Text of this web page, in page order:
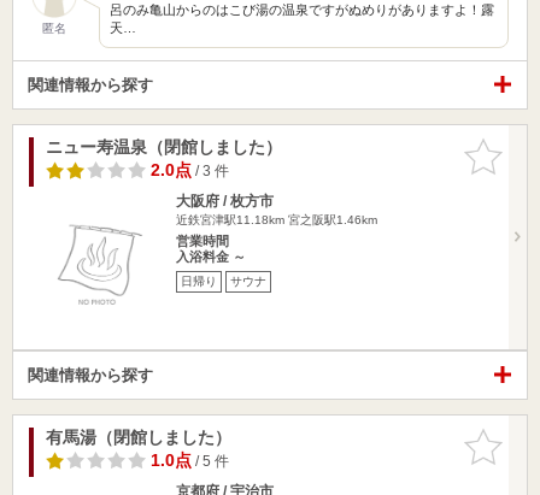
匿名
呂のみ亀山からのはこび湯の温泉ですがぬめりがありますよ！露
天…
関連情報から探す
お気に入
りに追加
ニュー寿温泉（閉館しました）
2.0点/ 3 件
大阪府 / 枚方市
近鉄宮津駅11.18km 宮之阪駅1.46km
営業時間
入浴料金 ～
日帰り サウナ
関連情報から探す
お気に入
りに追加
有馬湯（閉館しました）
1.0点/ 5 件
京都府 / 宇治市